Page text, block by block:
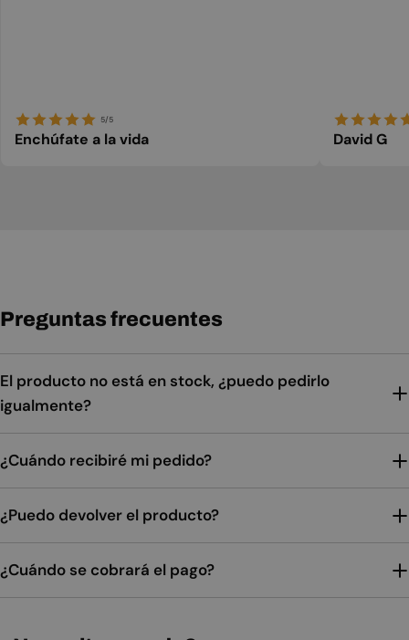
5/5
Enchúfate a la vida David G
Preguntas frecuentes
El producto no está en stock, ¿puedo pedirlo
igualmente?
¿Cuándo recibiré mi pedido?
¿Puedo devolver el producto?
¿Cuándo se cobrará el pago?